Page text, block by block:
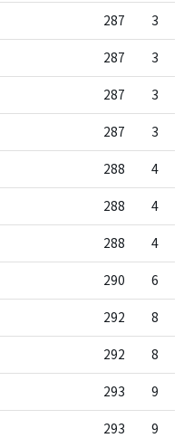
287 3
287 3
287 3
287 3
288 4
288 4
288 4
290 6
292 8
292 8
293 9
293 9